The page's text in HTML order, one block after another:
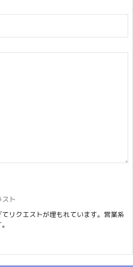
ト
リクエストが埋もれています。営業系